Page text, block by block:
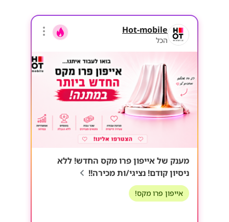
Hot-mobile
הכל
מענק של אייפון פרו מקס החדש! ללא
ניסיון קודם! נציגי/ות מכירה!!
אייפון פרו מקס!